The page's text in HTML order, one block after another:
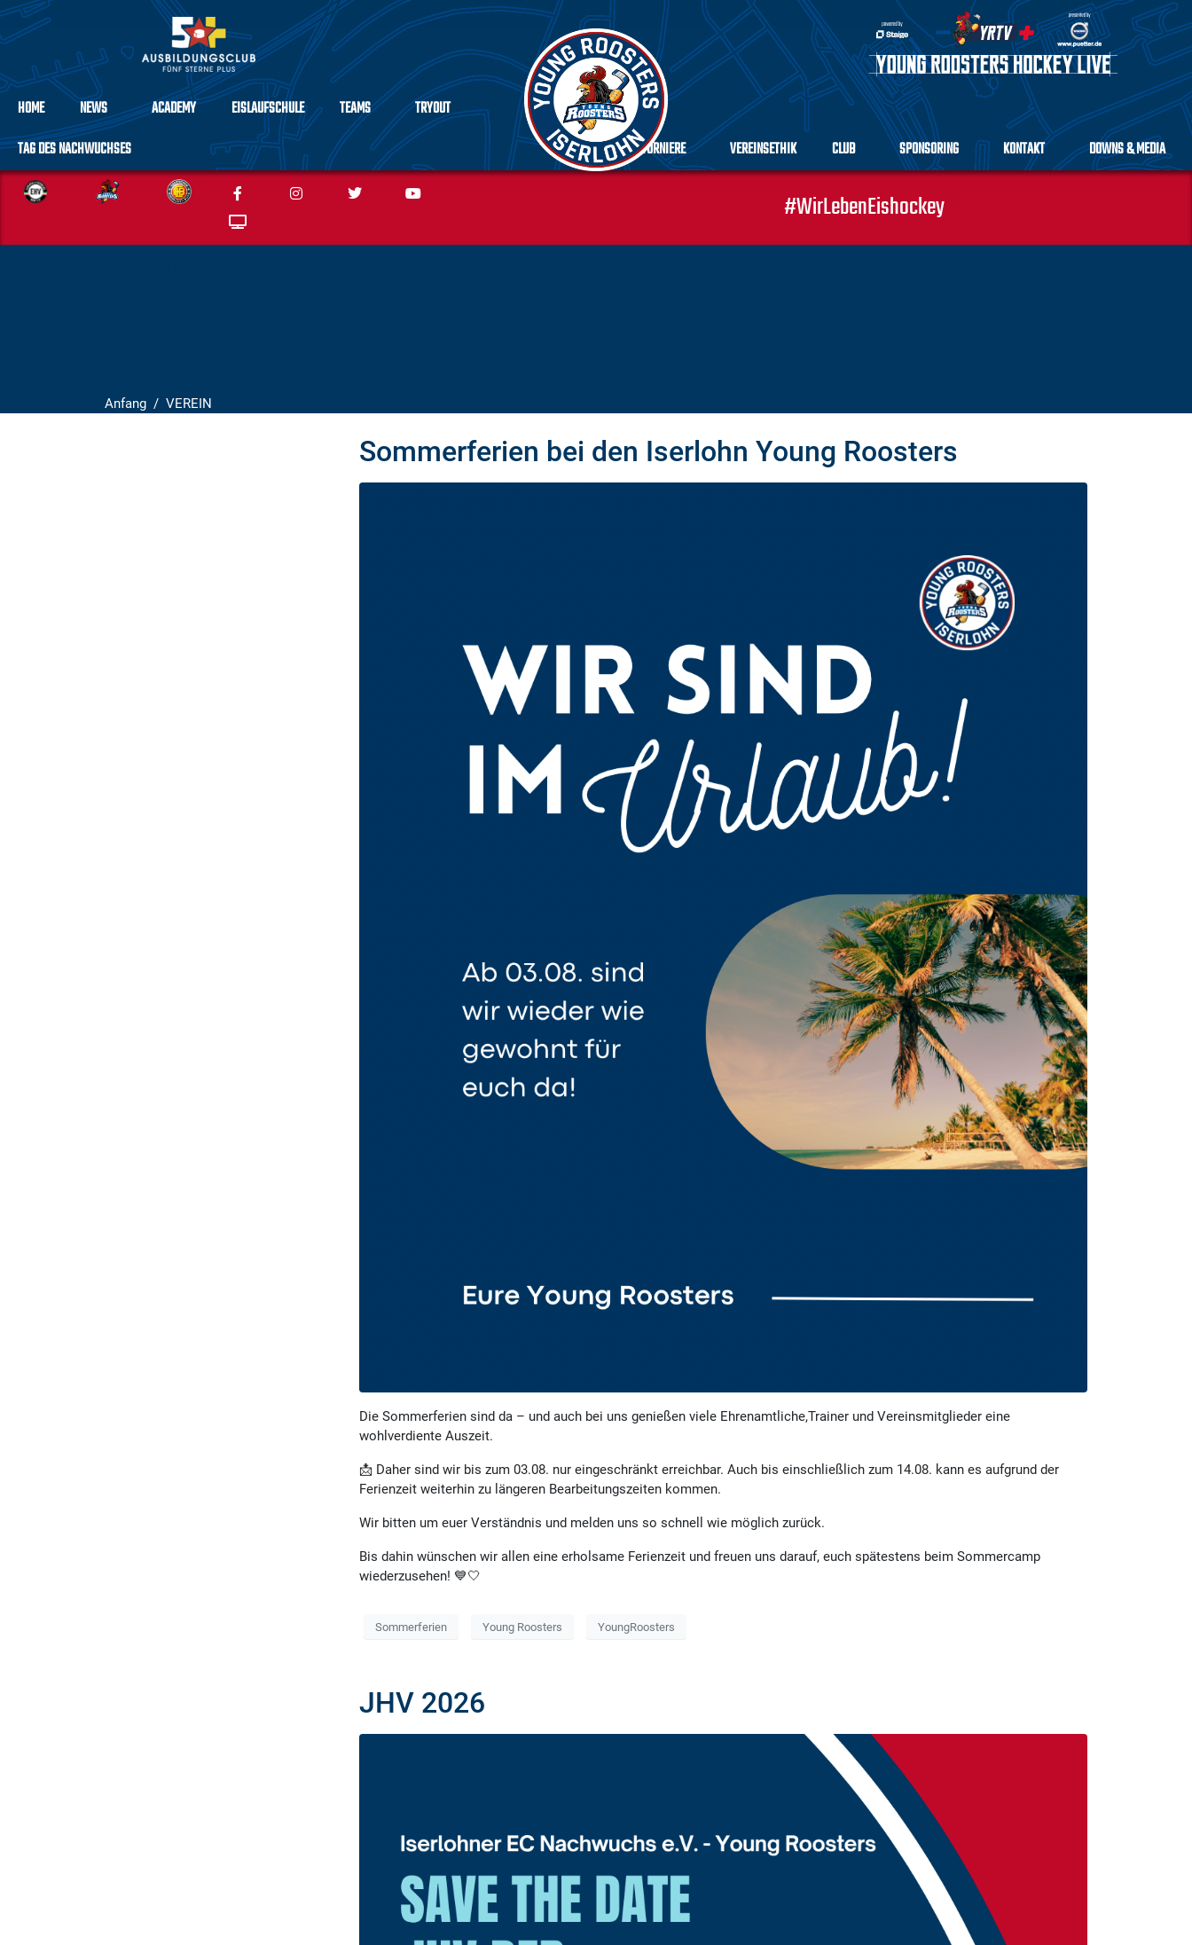
HOME NEWS ACADEMY EISLAUFSCHULE TEAMS
TRYOUT
TAG DES NACHWUCHSES
TURNIERE VEREINSETHIK CLUB SPONSORING KONTAKT DOWNS & MEDIA
#WirLebenEishockey
Anfang VEREIN
Sommerferien bei den Iserlohn Young Roosters
Die Sommerferien sind da – und auch bei uns genießen viele Ehrenamtliche,Trainer und Vereinsmitglieder eine
wohlverdiente Auszeit.
📩 Daher sind wir bis zum 03.08. nur eingeschränkt erreichbar. Auch bis einschließlich zum 14.08. kann es aufgrund der
Ferienzeit weiterhin zu längeren Bearbeitungszeiten kommen.
Wir bitten um euer Verständnis und melden uns so schnell wie möglich zurück.
Bis dahin wünschen wir allen eine erholsame Ferienzeit und freuen uns darauf, euch spätestens beim Sommercamp
wiederzusehen! 💙🤍
Sommerferien Young Roosters YoungRoosters
JHV 2026